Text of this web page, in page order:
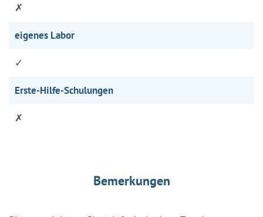
✗
eigenes Labor
✓
Erste-Hilfe-Schulungen
✗
Bemerkungen